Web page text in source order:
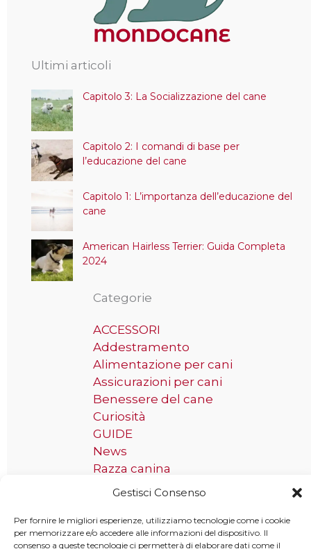
Gestisci Consenso
Per fornire le migliori esperienze, utilizziamo tecnologie come i cookie
per memorizzare e/o accedere alle informazioni del dispositivo. Il
consenso a queste tecnologie ci permetterà di elaborare dati come il
Ultimi articoli
Capitolo 3: La Socializzazione del cane
Capitolo 2: I comandi di base per
l’educazione del cane
Capitolo 1: L’importanza dell’educazione del
cane
American Hairless Terrier: Guida Completa
2024
Categorie
ACCESSORI
Addestramento
Alimentazione per cani
Assicurazioni per cani
Benessere del cane
Curiosità
GUIDE
News
Razza canina
Tag
Taglia grande